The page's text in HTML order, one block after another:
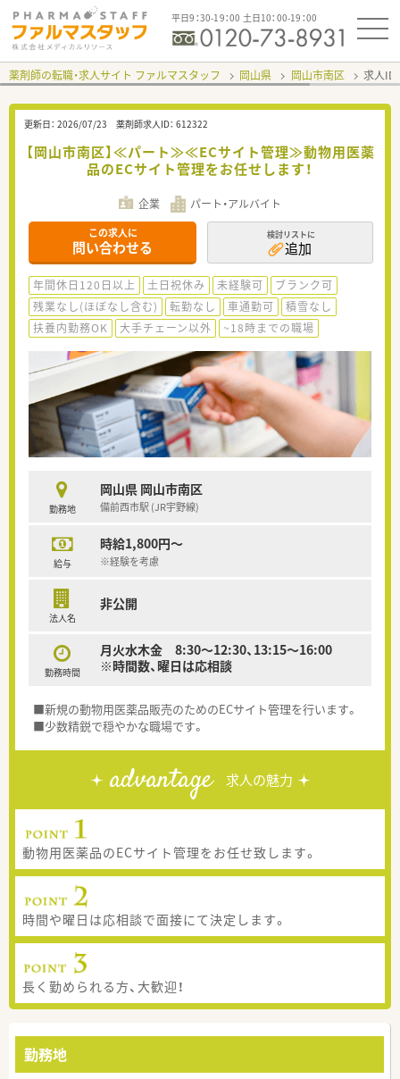
平日9：30-19：00 土日10：00-19：00
薬剤師の転職・求人サイト ファルマスタッフ 岡山県 岡山市南区 求人ID
更新日： 2026/07/23 薬剤師求人ID： 612322
【岡山市南区】≪パート≫≪ECサイト管理≫動物用医薬
品のECサイト管理をお任せします！
企業 パート・アルバイト
この求人に
問い合わせる
検討リストに
追加
年間休日120日以上 土日祝休み 未経験可
ブランク可
残業なし(ほぼなし含む)
転勤なし 車通勤可
積雪なし
扶養内勤務OK
大手チェーン以外 ~18時までの職場
勤務地
岡山県 岡山市南区
備前西市駅 (JR宇野線)
給与
時給1,800円～
※経験を考慮
法人名
非公開
勤務時間
月火水木金 8:30～12:30、13:15～16:00
※時間数、曜日は応相談
■新規の動物用医薬品販売のためのECサイト管理を行います。
■少数精鋭で穏やかな職場です。
advantage 求人の魅力
動物用医薬品のECサイト管理をお任せ致します。
時間や曜日は応相談で面接にて決定します。
長く勤められる方、大歓迎！
勤務地